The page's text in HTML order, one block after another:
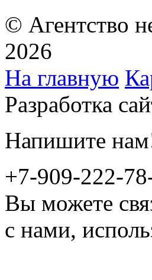
© Агентство
2026
На главную
Разработка
Напишите
+7-909-222-
Вы можете
с нами,